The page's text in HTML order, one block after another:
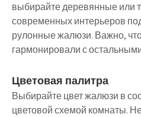
выбирайте деревянные или
современных интерьеров
рулонные жалюзи. Важно,
гармонировали с
Цветовая палитра
Выбирайте цвет жалюзи в
цветовой схемой комнаты.